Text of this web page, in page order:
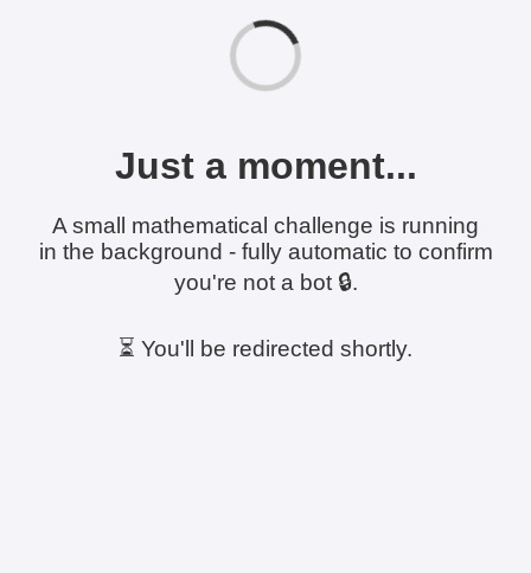
Just a moment...
A small mathematical challenge is running
in the background - fully automatic to confirm
you're not a bot 🔒.
⏳ You'll be redirected shortly.